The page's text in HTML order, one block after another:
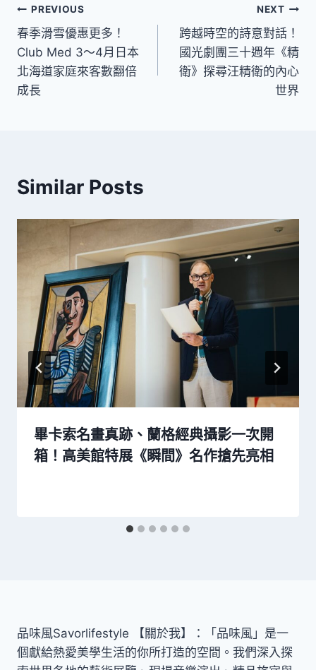
文
章
導
覽
PREVIOUS
春季滑雪優惠更多！
Club Med 3～4月日本
北海道家庭來客數翻倍
成長
NEXT
跨越時空的詩意對話！
國光劇團三十週年《精
衛》探尋汪精衛的內心
世界
Similar Posts
畢卡索名畫真跡、蘭格經典攝影一次開
箱！高美館特展《瞬間》名作搶先亮相
品味風Savorlifestyle 【關於我】：「品味風」是一
個獻給熱愛美學生活的你所打造的空間。我們深入探